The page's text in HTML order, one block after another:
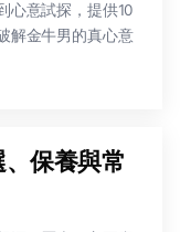
心意試探，提供10
解金牛男的真心意
保養與常